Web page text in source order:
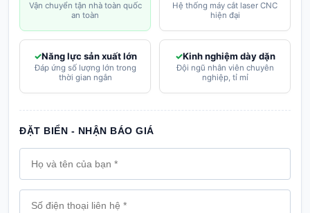
Vận chuyển tận nhà toàn quốc
an toàn
Hệ thống máy cắt laser CNC
hiện đại
Năng lực sản xuất lớn
Đáp ứng số lượng lớn trong
thời gian ngắn
Kinh nghiệm dày dặn
Đội ngũ nhân viên chuyên
nghiệp, tỉ mỉ
ĐẶT BIỂN - NHẬN BÁO GIÁ